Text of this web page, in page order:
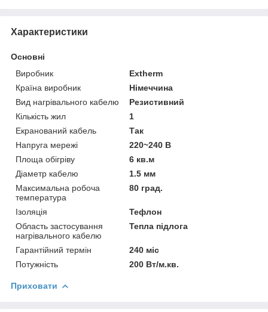
Характеристики
Основні
Виробник
Extherm
Країна виробник
Німеччина
Вид нагрівального кабелю
Резистивний
Кількість жил
1
Екранований кабель
Так
Напруга мережі
220~240 В
Площа обігріву
6 кв.м
Діаметр кабелю
1.5 мм
Максимальна робоча
температура
80 град.
Ізоляція
Тефлон
Область застосування
нагрівального кабелю
Тепла підлога
Гарантійний термін
240 міс
Потужність
200 Вт/м.кв.
Приховати